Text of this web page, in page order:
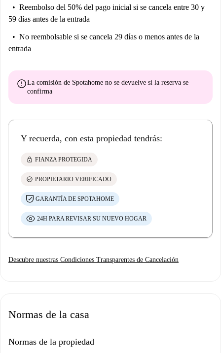
Reembolso del 50% del pago inicial si se cancela entre 30 y
59 días antes de la entrada
No reembolsable si se cancela 29 días o menos antes de la
entrada
errorLa comisión de Spotahome no se devuelve si la reserva se
confirma
Y recuerda, con esta propiedad tendrás:
lock FIANZA PROTEGIDA
check_circle PROPIETARIO VERIFICADO
GARANTÍA DE SPOTAHOME
24H PARA REVISAR SU NUEVO HOGAR
Descubre nuestras Condiciones Transparentes de Cancelación
Normas de la casa
Normas de la propiedad